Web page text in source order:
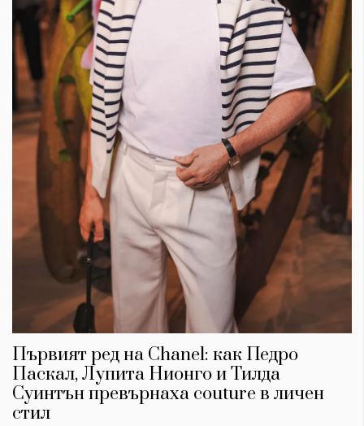
Първият ред на Chanel: как Педро
Паскал, Лупита Нионго и Тилда
Суинтън превърнаха couture в личен
стил